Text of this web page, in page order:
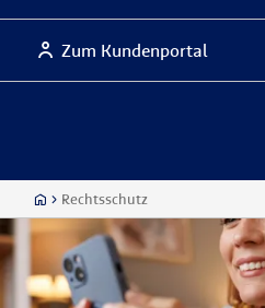
Zum Kundenportal
Rechtsschutz